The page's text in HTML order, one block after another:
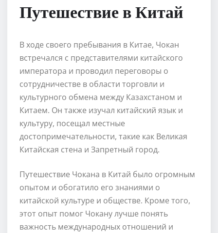
Путешествие в Китай
В ходе своего пребывания в Китае, Чокан
встречался с представителями китайского
императора и проводил переговоры о
сотрудничестве в области торговли и
культурного обмена между Казахстаном и
Китаем. Он также изучал китайский язык и
культуру, посещал местные
достопримечательности, такие как Великая
Китайская стена и Запретный город.
Путешествие Чокана в Китай было огромным
опытом и обогатило его знаниями о
китайской культуре и обществе. Кроме того,
этот опыт помог Чокану лучше понять
важность международных отношений и